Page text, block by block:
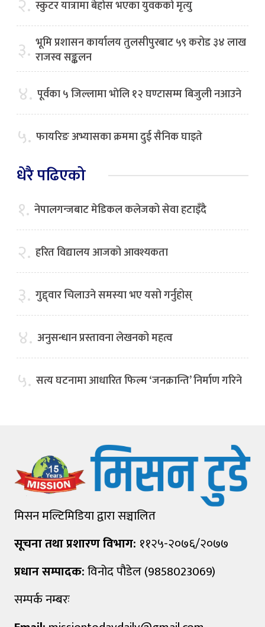
२. स्कुटर यात्रामा बेहोस भएका युवकको मृत्यु
३. भूमि प्रशासन कार्यालय तुलसीपुरबाट ५९ करोड ३४ लाख
राजस्व सङ्कलन
४. पूर्वका ५ जिल्लामा भाेलि १२ घण्टासम्म बिजुली नआउने
५. फायरिङ अभ्यासका क्रममा दुई सैनिक घाइते
धेरै पढिएको
१. नेपालगन्जबाट मेडिकल कलेजको सेवा हटाइँदै
२. हरित विद्यालय आजको आवश्यकता
३. गुद्द्वार चिलाउने समस्या भए यसो गर्नुहोस्
४. अनुसन्धान प्रस्तावना लेखनको महत्व
५. सत्य घटनामा आधारित फिल्म ‘जनक्रान्ति’ निर्माण गरिने
मिसन मल्टिमिडिया द्वारा सञ्चालित
सूचना तथा प्रशारण विभाग: ११२५-२०७६/२०७७
प्रधान सम्पादक:विनोद पौडेल (9858023069)
सम्पर्क नम्बरः